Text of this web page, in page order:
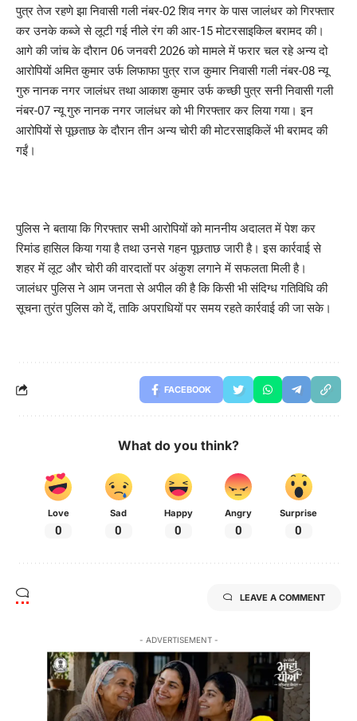
पुत्र तेज रहणे झा निवासी गली नंबर-02 शिव नगर के पास जालंधर को गिरफ्तार
कर उनके कब्जे से लूटी गई नीले रंग की आर-15 मोटरसाइकिल बरामद की।
आगे की जांच के दौरान 06 जनवरी 2026 को मामले में फरार चल रहे अन्य दो
आरोपियों अमित कुमार उर्फ लिफाफा पुत्र राज कुमार निवासी गली नंबर-08 न्यू
गुरु नानक नगर जालंधर तथा आकाश कुमार उर्फ कच्छी पुत्र सनी निवासी गली
नंबर-07 न्यू गुरु नानक नगर जालंधर को भी गिरफ्तार कर लिया गया। इन
आरोपियों से पूछताछ के दौरान तीन अन्य चोरी की मोटरसाइकिलें भी बरामद की
गईं।
पुलिस ने बताया कि गिरफ्तार सभी आरोपियों को माननीय अदालत में पेश कर
रिमांड हासिल किया गया है तथा उनसे गहन पूछताछ जारी है। इस कार्रवाई से
शहर में लूट और चोरी की वारदातों पर अंकुश लगाने में सफलता मिली है।
जालंधर पुलिस ने आम जनता से अपील की है कि किसी भी संदिग्ध गतिविधि की
सूचना तुरंत पुलिस को दें, ताकि अपराधियों पर समय रहते कार्रवाई की जा सके।
FACEBOOK
What do you think?
Love
0
Sad
0
Happy
0
Angry
0
Surprise
0
LEAVE A COMMENT
- ADVERTISEMENT -